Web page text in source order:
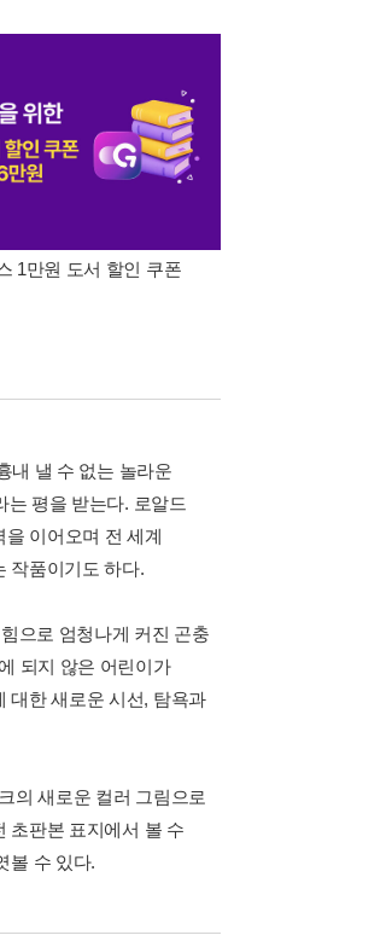
1만원 도서 할인 쿠폰
내 낼 수 없는 놀라운
는 평을 받는다. 로알드
이어오며 전 세계
작품이기도 하다.
으로 엄청나게 커진 곤충
되지 않은 어린이가
대한 새로운 시선, 탐욕과
의 새로운 컬러 그림으로
초판본 표지에서 볼 수
볼 수 있다.